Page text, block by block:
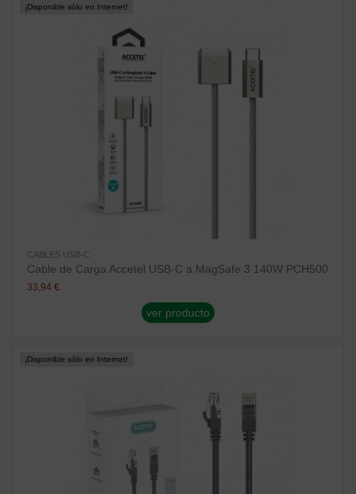
¡Disponible sólo en Internet!
CABLES USB-C
Cable de Carga Accetel USB-C a MagSafe 3 140W PCH500
33,94 €
ver producto
¡Disponible sólo en Internet!